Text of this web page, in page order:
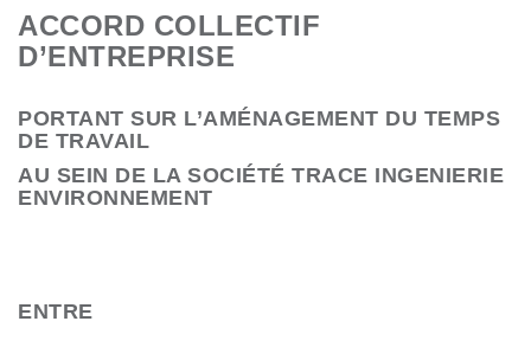
ACCORD COLLECTIF
D’ENTREPRISE
PORTANT SUR L’AMÉNAGEMENT DU TEMPS
DE TRAVAIL
AU SEIN DE LA SOCIÉTÉ TRACE INGENIERIE
ENVIRONNEMENT
ENTRE